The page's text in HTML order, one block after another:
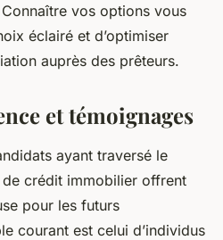
vos options vous
éclairé et d’optimiser
auprès des prêteurs.
et témoignages
ayant traversé le
crédit immobilier offrent
pour les futurs
courant est celui d’individus